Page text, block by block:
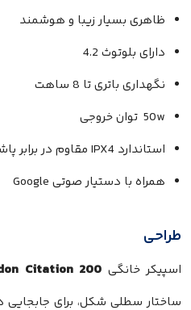
ظاهری بسیار زیبا و هوشمند
دارای بلوتوث 4.2
نگهداری باتری تا 8 ساهت
50w توان خروجی
استاندارد IPX4 مقاوم در برابر پاشیدن آب
همراه با دستیار صوتی Google
طراحی
اسپیکر خانگی Citation 200
ساختار سطلی شکل، برای